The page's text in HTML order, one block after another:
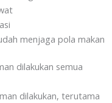
menjaga pola makan
dilakukan semua
dilakukan, terutama